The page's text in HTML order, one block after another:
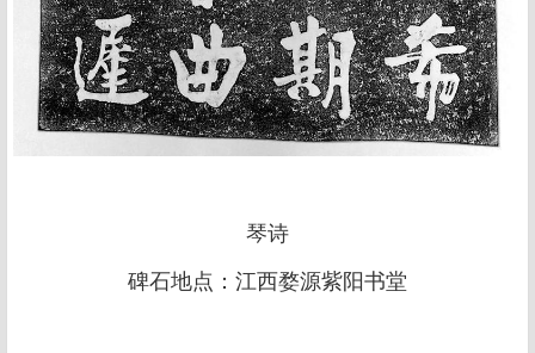
琴诗
碑石地点：江西婺源紫阳书堂